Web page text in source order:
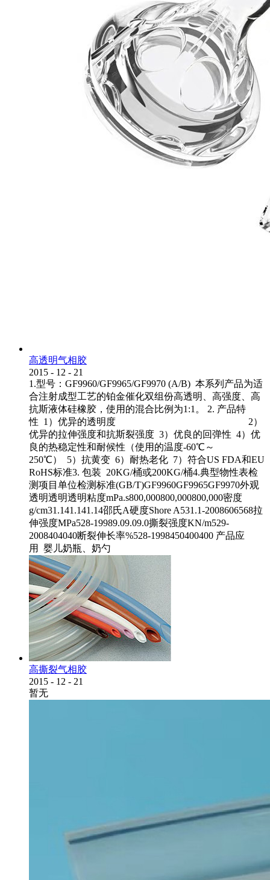
高透明气相胶
2015 - 12 - 21
1.型号：GF9960/GF9965/GF9970 (A/B) 本系列产品为适
合注射成型工艺的铂金催化双组份高透明、高强度、高
抗斯液体硅橡胶，使用的混合比例为1:1。 2. 产品特
性 1）优异的透明度 2）
优异的拉伸强度和抗斯裂强度 3）优良的回弹性 4）优
良的热稳定性和耐候性（使用的温度-60℃～
250℃） 5）抗黄变 6）耐热老化 7）符合US FDA和EU
RoHS标准3. 包装 20KG/桶或200KG/桶4.典型物性表检
测项目单位检测标准(GB/T)GF9960GF9965GF9970外观
透明透明透明粘度mPa.s800,000800,000800,000密度
g/cm31.141.141.14邵氏A硬度Shore A531.1-2008606568拉
伸强度MPa528-19989.09.09.0撕裂强度KN/m529-
2008404040断裂伸长率%528-1998450400400 产品应
用 婴儿奶瓶、奶勺
高撕裂气相胶
2015 - 12 - 21
暂无